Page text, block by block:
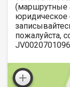
(маршрутные
юридическое
пожалуйста,